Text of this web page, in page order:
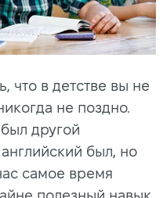
что в детстве вы не
не поздно.
другой
был, но
самое время